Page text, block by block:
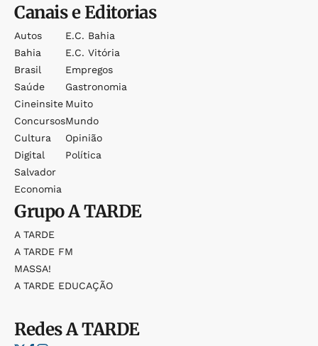
Canais e Editorias
Autos
Bahia
Brasil
Saúde
Cineinsite
Concursos
Cultura
Digital
Salvador
Economia
E.c. Bahia
E.c. Vitória
Empregos
Gastronomia
Muito
Mundo
Opinião
Política
GrupoA TARDE
A TARDE
A TARDE FM
MASSA!
A TARDE EDUCAÇÃO
RedesA TARDE